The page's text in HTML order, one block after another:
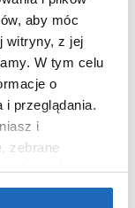
aby móc
witryny, z jej
W tym celu
o
i przeglądania.
i
zebrane
a także nasi
„Tylko